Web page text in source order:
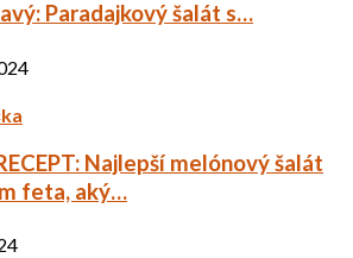
Paradajkový šalát s…
Najlepší melónový šalát
feta, aký…